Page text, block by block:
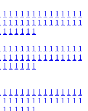
1 1 1 1 1 1 1 1 1 1 1 1 1 1
1 1 1 1 1 1 1 1 1 1 1 1 1 1
1 1 1 1 1 1
1 1 1 1 1 1 1 1 1 1 1 1 1 1
1 1 1 1 1 1 1 1 1 1 1 1 1 1
1 1 1 1 1 1
1 1 1 1 1 1 1 1 1 1 1 1 1 1
1 1 1 1 1 1 1 1 1 1 1 1 1 1
1 1 1 1 1 1